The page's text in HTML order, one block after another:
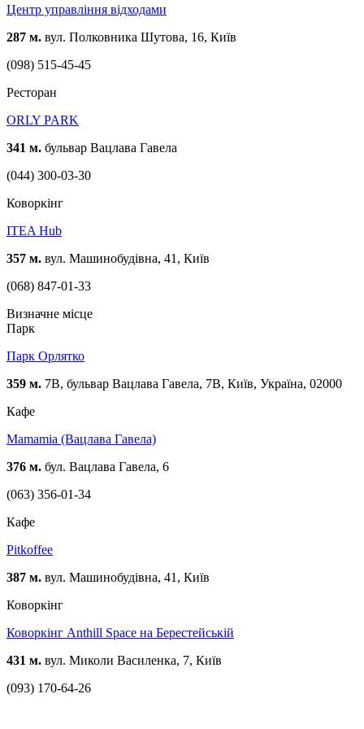
Центр управління відходами
287 м. вул. Полковника Шутова, 16, Київ
(098) 515-45-45
Ресторан
ORLY PARK
341 м. бульвар Вацлава Гавела
(044) 300-03-30
Коворкінг
ITEA Hub
357 м. вул. Машинобудівна, 41, Київ
(068) 847-01-33
Визначне місце
Парк
Парк Орлятко
359 м. 7В, бульвар Вацлава Гавела, 7В, Київ, Україна, 02000
Кафе
Mamamia (Вацлава Гавела)
376 м. бул. Вацлава Гавела, 6
(063) 356-01-34
Кафе
Pitkoffee
387 м. вул. Машинобудівна, 41, Київ
Коворкінг
Коворкінг Anthill Space на Берестейській
431 м. вул. Миколи Василенка, 7, Київ
(093) 170-64-26